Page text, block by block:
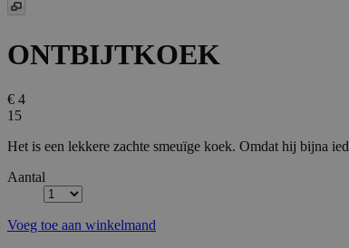
ONTBIJTKOEK
€ 4
15
Het is een lekkere zachte smeuïge koek. Omdat hij bijna
Aantal
Voeg toe aan winkelmand